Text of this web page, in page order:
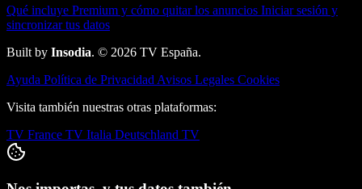
Qué incluye Premium y cómo quitar los anuncios Iniciar sesión y
sincronizar tus datos
Built by Insodia. © 2026 TV España.
Ayuda Política de Privacidad Avisos Legales Cookies
Visita también nuestras otras plataformas:
TV France TV Italia Deutschland TV